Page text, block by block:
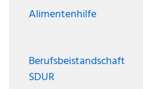
Alimentenhilfe
Berufsbeistandschaft
SDUR